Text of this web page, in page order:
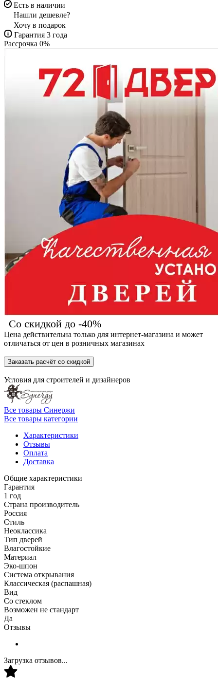
Есть в наличии
Нашли дешевле?
Хочу в подарок
Гарантия 3 года
Рассрочка 0%
Со скидкой до -40%
Цена действительна только для интернет-магазина и может
отличаться от цен в розничных магазинах
Заказать расчёт со скидкой
Условия для строителей и дизайнеров
Все товары Синержи
Все товары категории
Характеристики
Отзывы
Оплата
Доставка
Общие характеристики
Гарантия
1 год
Страна производитель
Россия
Стиль
Неоклассика
Тип дверей
Влагостойкие
Материал
Эко-шпон
Система открывания
Классическая (распашная)
Вид
Со стеклом
Возможен не стандарт
Да
Отзывы
Загрузка отзывов...